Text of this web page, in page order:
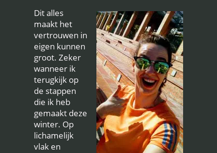
Dit alles
maakt het
vertrouwen in
eigen kunnen
groot. Zeker
wanneer ik
terugkijk op
de stappen
die ik heb
gemaakt deze
winter. Op
lichamelijk
vlak en